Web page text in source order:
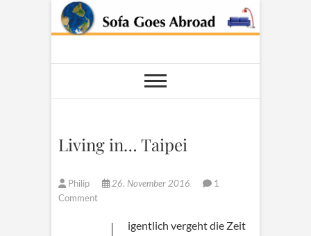
Skip
Sofa Goes
Abroad
Living in… Taipei
Philip 26. November 2016
1
Comment